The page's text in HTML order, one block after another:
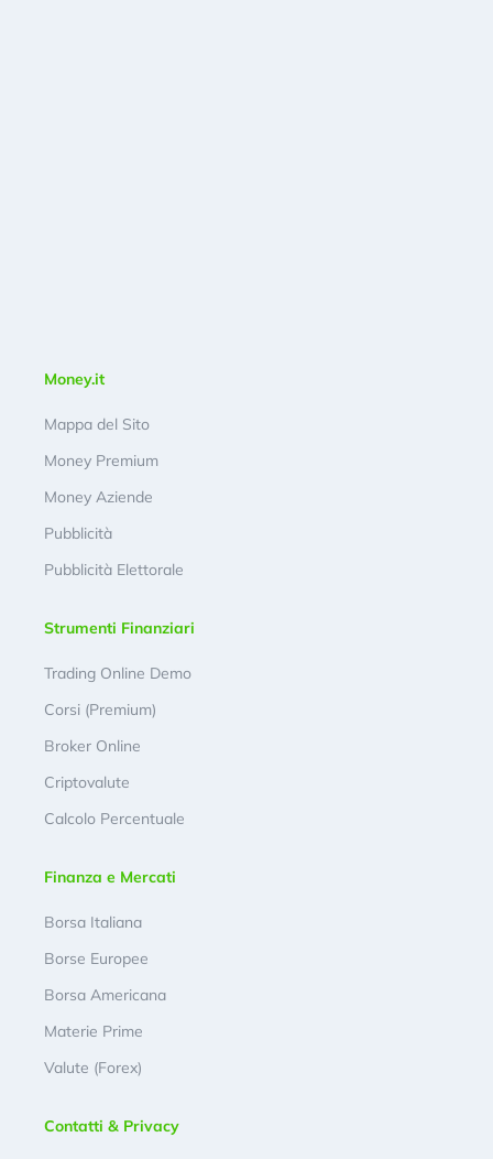
Money.it
Mappa del Sito
Money Premium
Money Aziende
Pubblicità
Pubblicità Elettorale
Strumenti Finanziari
Trading Online Demo
Corsi (Premium)
Broker Online
Criptovalute
Calcolo Percentuale
Finanza e Mercati
Borsa Italiana
Borse Europee
Borsa Americana
Materie Prime
Valute (Forex)
Contatti & Privacy